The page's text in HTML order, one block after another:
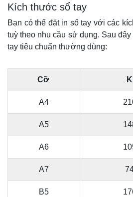
Kích thước sổ tay
Bạn có thể đặt in sổ tay với các
tuỳ theo nhu cầu sử dụng. Sau
tay tiêu chuẩn thường dùng:
Cỡ
A4
A5
A6
A7
B5